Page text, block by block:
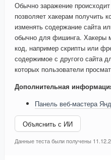
Обычно заражение
позволяет хакерам получить
изменять содержание сайта
обычно для фишинга. Хакеры
код, например скрипты или
содержимое с другого сайта
которых пользователи
Дополнительная
Панель веб-мастера
Объяснить с ИИ
Данные теста были получены